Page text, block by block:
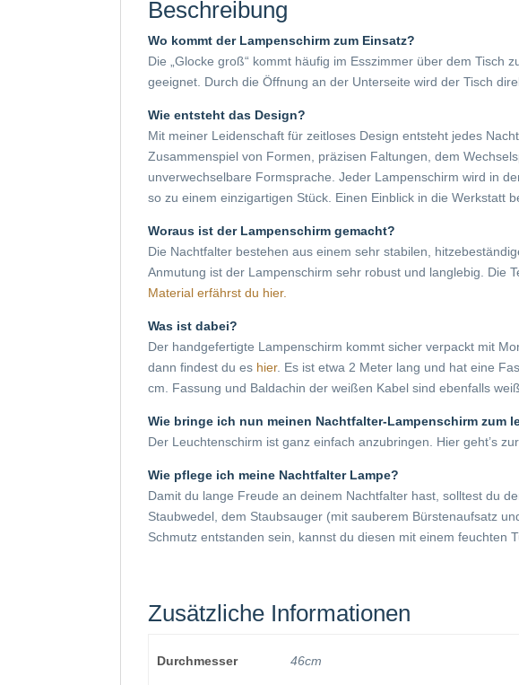
Beschreibung
Wo kommt der Lampenschirm zum Einsatz?
Die „Glocke groß“ kommt häufig im Esszimmer über dem Tisch
geeignet. Durch die Öffnung an der Unterseite wird der Tisch
Wie entsteht das Design?
Mit meiner Leidenschaft für zeitloses Design entsteht jedes
Zusammenspiel von Formen, präzisen Faltungen, dem
unverwechselbare Formsprache. Jeder Lampenschirm wird in
so zu einem einzigartigen Stück. Einen Einblick in die Werkstatt
Woraus ist der Lampenschirm gemacht?
Die Nachtfalter bestehen aus einem sehr stabilen,
Anmutung ist der Lampenschirm sehr robust und langlebig. Die
Material erfährst du hier.
Was ist dabei?
Der handgefertigte Lampenschirm kommt sicher verpackt mit
dann findest du es hier. Es ist etwa 2 Meter lang und hat eine
cm. Fassung und Baldachin der weißen Kabel sind ebenfalls
Wie bringe ich nun meinen Nachtfalter-Lampenschirm zum
Der Leuchtenschirm ist ganz einfach anzubringen. Hier geht’s zur
Wie pflege ich meine Nachtfalter Lampe?
Damit du lange Freude an deinem Nachtfalter hast, solltest du
Staubwedel, dem Staubsauger (mit sauberem Bürstenaufsatz
Schmutz entstanden sein, kannst du diesen mit einem feuchten
Zusätzliche Informationen
Durchmesser 46cm